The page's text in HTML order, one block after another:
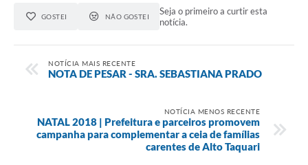
GOSTEI NÃO GOSTEI
Seja o primeiro a curtir esta
notícia.
NOTÍCIA MAIS RECENTE
NOTA DE PESAR - SRA. SEBASTIANA PRADO
NOTÍCIA MENOS RECENTE
NATAL 2018 | Prefeitura e parceiros promovem
campanha para complementar a ceia de famílias
carentes de Alto Taquari